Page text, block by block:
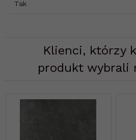
Tak
Klienci, którzy
produkt wybrali